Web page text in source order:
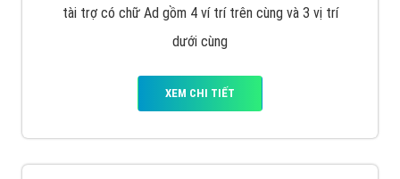
tài trợ có chữ Ad gồm 4 ví trí trên cùng và 3 vị trí
dưới cùng
XEM CHI TIẾT